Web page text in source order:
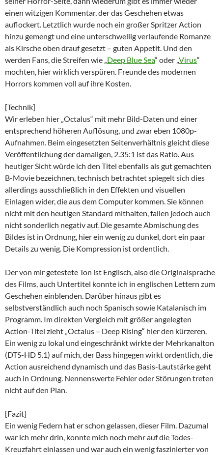
einen witzigen Kommentar, der das Geschehen etwas
auflockert. Letztlich wurde noch ein großer Spritzer Action
hinzu gemengt und eine unterschwellig verlaufende Romanze
als Kirsche oben drauf gesetzt – guten Appetit. Und den
werden Fans, die Streifen wie „ Deep Blue Sea“ oder „ Virus“
mochten, hier wirklich verspüren. Freunde des modernen
Horrors kommen voll auf ihre Kosten.
[Technik]
Wir erleben hier „Octalus“ mit mehr Bild-Daten und einer
entsprechend höheren Auflösung, und zwar eben 1080p-
Aufnahmen. Beim eingesetzten Seitenverhältnis gleicht diese
Veröffentlichung der damaligen, 2.35:1 ist das Ratio. Aus
heutiger Sicht würde ich den Titel ebenfalls als gut gemachten
B-Movie bezeichnen, technisch betrachtet spiegelt sich dies
allerdings ausschließlich in den Effekten und visuellen
Einlagen wider, die aus dem Computer kommen. Sie können
nicht mit den heutigen Standard mithalten, fallen jedoch auch
nicht sonderlich negativ auf. Die gesamte Abmischung des
Bildes ist in Ordnung, hier ein wenig zu dunkel, dort ein paar
Details zu wenig. Die Kompression ist ordentlich.
Der von mir getestete Ton ist Englisch, also die Originalsprache
des Films, auch Untertitel konnte ich in englischen Lettern zum
Geschehen einblenden. Darüber hinaus gibt es
selbstverständlich auch noch Spanisch sowie Katalanisch im
Programm. Im direkten Vergleich mit größer angelegten
Action-Titel zieht „Octalus – Deep Rising“ hier den kürzeren.
Ein wenig zu lokal und eingeschränkt wirkte der Mehrkanalton
(DTS-HD 5.1) auf mich, der Bass hingegen wirkt ordentlich, die
Action ausreichend dynamisch und das Basis-Lautstärke geht
auch in Ordnung. Nennenswerte Fehler oder Störungen treten
nicht auf den Plan.
[Fazit]
Ein wenig Federn hat er schon gelassen, dieser Film. Dazumal
war ich mehr drin, konnte mich noch mehr auf die Todes-
Kreuzfahrt einlassen und war auch ein wenig faszinierter von